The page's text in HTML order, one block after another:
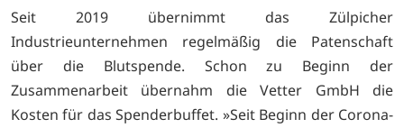
Seit 2019 übernimmt das Zülpicher
Industrieunternehmen regelmäßig die Patenschaft
über die Blutspende. Schon zu Beginn der
Zusammenarbeit übernahm die Vetter GmbH die
Kosten für das Spenderbuffet. »Seit Beginn der Corona-